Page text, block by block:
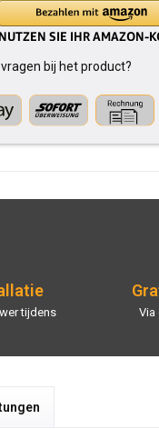
vragen bij het product?
tijdens
Via